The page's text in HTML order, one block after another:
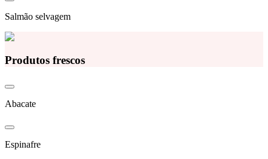
Salmão selvagem
Produtos frescos
Abacate
Espinafre